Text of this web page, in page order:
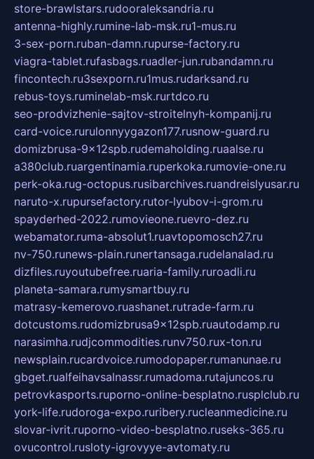
store-brawlstars.rudooraleksandria.ru
antenna-highly.rumine-lab-msk.ru1-mus.ru
3-sex-porn.ruban-damn.rupurse-factory.ru
viagra-tablet.rufasbags.ruadler-jun.rubandamn.ru
fincontech.ru3sexporn.ru1mus.rudarksand.ru
rebus-toys.ruminelab-msk.rurtdco.ru
seo-prodvizhenie-sajtov-stroitelnyh-kompanij.ru
card-voice.rurulonnyygazon177.rusnow-guard.ru
domizbrusa-9x12spb.rudemaholding.ruaalse.ru
a380club.ruargentinamia.ruperkoka.rumovie-one.ru
perk-oka.rug-octopus.rusibarchives.ruandreislyusar.ru
naruto-x.rupursefactory.rutor-lyubov-i-grom.ru
spayderhed-2022.rumovieone.ruevro-dez.ru
webamator.ruma-absolut1.ruavtopomosch27.ru
nv-750.runews-plain.runertansaga.rudelanalad.ru
dizfiles.ruyoutubefree.ruaria-family.ruroadli.ru
planeta-samara.rumysmartbuy.ru
matrasy-kemerovo.ruashanet.rutrade-farm.ru
dotcustoms.rudomizbrusa9x12spb.ruautodamp.ru
narasimha.rudjcommodities.runv750.rux-ton.ru
newsplain.rucardvoice.rumodopaper.rumanunae.ru
gbget.rualfeihavsalnassr.rumadoma.rutajuncos.ru
petrovkasports.ruporno-online-besplatno.rusplclub.ru
york-life.rudoroga-expo.ruribery.rucleanmedicine.ru
slovar-ivrit.ruporno-video-besplatno.ruseks-365.ru
ovucontrol.rusloty-igrovyye-avtomaty.ru